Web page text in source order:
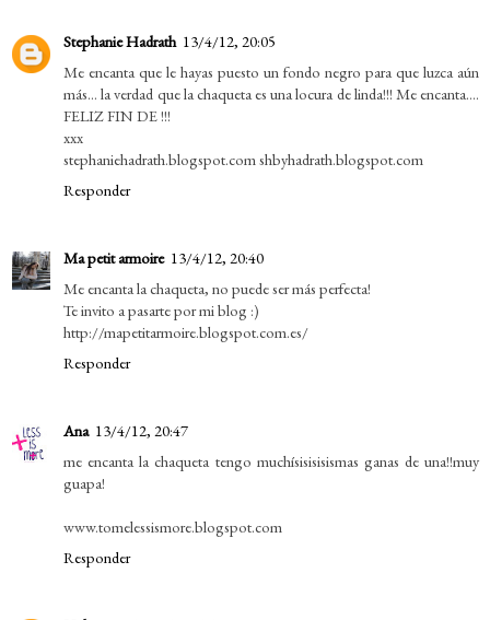
Stephanie Hadrath 13/4/12, 20:05
Me encanta que le hayas puesto un fondo negro para que luzca aún
más... la verdad que la chaqueta es una locura de linda!!! Me encanta....
FELIZ FIN DE !!!
xxx
stephaniehadrath.blogspot.com shbyhadrath.blogspot.com
Responder
Ma petit armoire 13/4/12, 20:40
Me encanta la chaqueta, no puede ser más perfecta!
Te invito a pasarte por mi blog :)
http://mapetitarmoire.blogspot.com.es/
Responder
Ana 13/4/12, 20:47
me encanta la chaqueta tengo muchísisisisismas ganas de una!!muy
guapa!
www.tomelessismore.blogspot.com
Responder